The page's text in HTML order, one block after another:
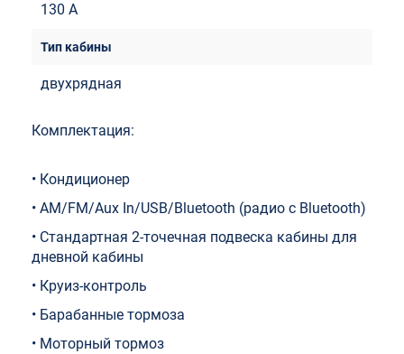
130 A
двухрядная
Комплектация:
• Кондиционер
• AM/FM/Aux In/USB/Bluetooth (радио с Bluetooth)
• Стандартная 2-точечная подвеска кабины для
дневной кабины
• Круиз-контроль
• Барабанные тормоза
• Моторный тормоз